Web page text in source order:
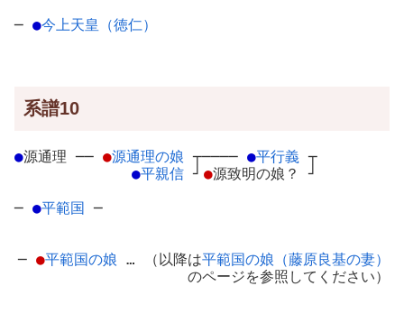
─ ●今上天皇（徳仁）
系譜10
●源通理 ── ●源通理の娘 ┬
●平親信 ┘
──── ●平行義 ┬
●源致明の娘？ ┘
─ ●平範国 ─
─ ●平範国の娘 … （以降は平範国の娘（藤原良基の妻）
のページを参照してください）